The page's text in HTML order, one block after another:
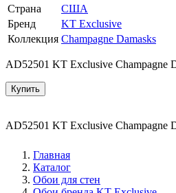
Страна
США
Бренд
KT Exclusive
Коллекция Champagne Damasks
AD52501 KT Exclusive Champagne
Купить
AD52501 KT Exclusive Champagne
Главная
Каталог
Обои для стен